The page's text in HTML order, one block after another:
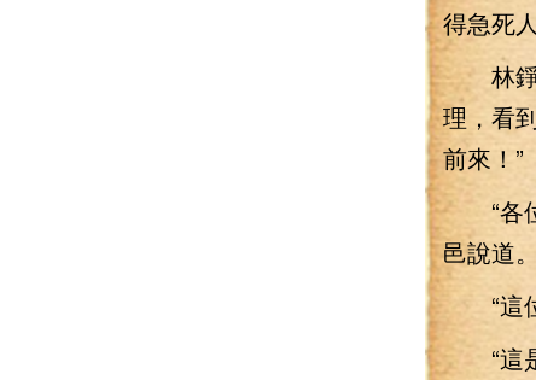
得急死
林錚兩
理，看
前來！”
“各位
邑說道。
“這位
“這是